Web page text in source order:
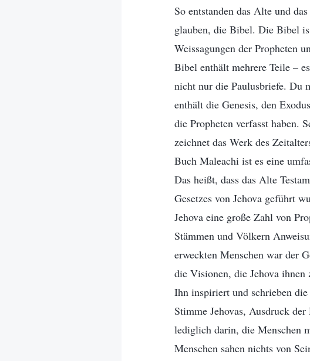
So entstanden das Alte und
glauben, die Bibel. Die Bibel
Weissagungen der Propheten
Bibel enthält mehrere Teile –
nicht nur die Paulusbriefe. Du
enthält die Genesis, den
die Propheten verfasst haben.
zeichnet das Werk des
Buch Maleachi ist es eine
Das heißt, dass das Alte
Gesetzes von Jehova geführt
Jehova eine große Zahl von
Stämmen und Völkern
erweckten Menschen war der
die Visionen, die Jehova ihnen
Ihn inspiriert und schrieben
Stimme Jehovas, Ausdruck
lediglich darin, die Menschen
Menschen sahen nichts von